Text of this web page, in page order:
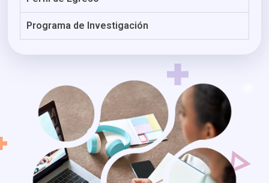
Programa de Investigación